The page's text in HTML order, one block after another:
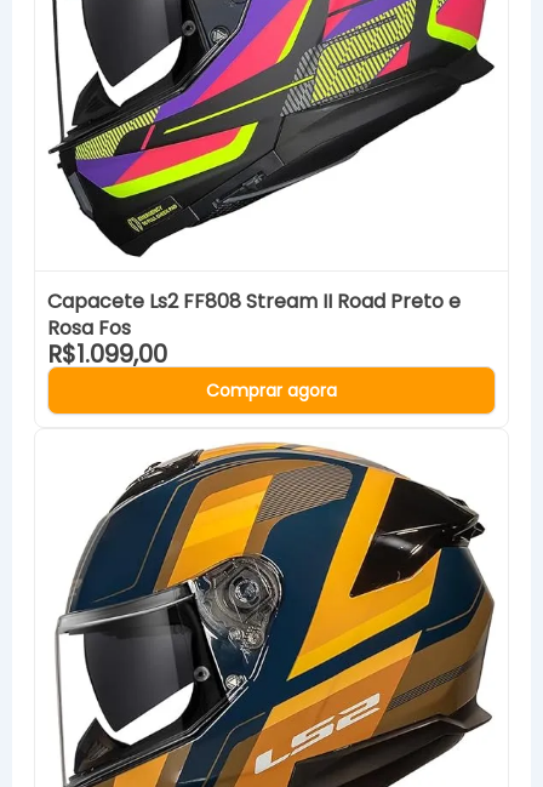
Capacete Ls2 FF808 Stream II Road Preto e
Rosa Fos
R$1.099,00
Comprar agora